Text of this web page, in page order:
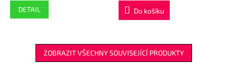
DETAIL Do košíku
ZOBRAZIT VŠECHNY SOUVISEJÍCÍ PRODUKTY